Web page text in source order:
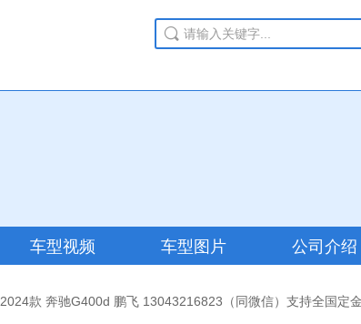
车型视频 车型图片 公司介绍
2024款 奔驰G400d 鹏飞 13043216823（同微信）支持全国定